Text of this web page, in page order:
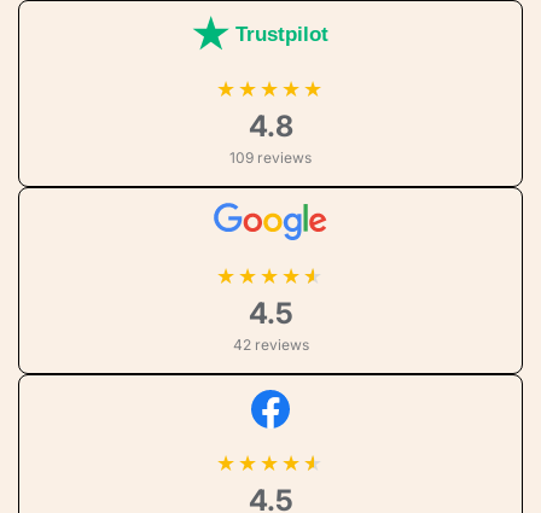
Trustpilot
★★★★★
4.8
109 reviews
★★★★
4.5
42 reviews
★★★★
4.5